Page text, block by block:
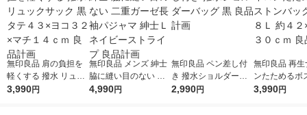
無印良品 肩の負担を
軽くする 撥水 リュッ
クサック 黒 タテ４３
3,990円
無印良品 メンズ 紳士
脇に縫い目のない 二
重ガーゼ長袖パジャマ
4,990円
無印良品 ペン差し付
き 撥水ショルダーバ
ッグ 黒 良品計画
2,990円
無印良品 再生
ンたためるボ
ッグ 黒 １８
3,990円